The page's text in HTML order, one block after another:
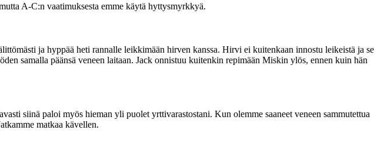
A-C:n vaatimuksesta emme käytä hyttysmyrkkyä.
ja hyppää heti rannalle leikkimään hirven kanssa. Hirvi ei kuitenkaan innostu leikeistä ja se
samalla päänsä veneen laitaan. Jack onnistuu kuitenkin repimään Miskin ylös, ennen kuin hän
siinä paloi myös hieman yli puolet yrttivarastostani. Kun olemme saaneet veneen sammutettua
matkaa kävellen.